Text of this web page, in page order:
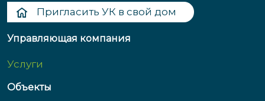
Пригласить УК в свой дом
Управляющая компания
Услуги
Объекты